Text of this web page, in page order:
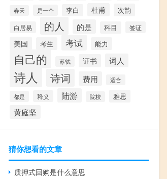
春天 是一个 李白 杜甫 次韵
白居易 的人 的是 科目 签证
美国 考生 考试 能力
自己的 苏轼 证书 词人
诗人 诗词 费用 适合
都是 释义 陆游 院校 雅思
黄庭坚
猜你想看的文章
质押式回购是什么意思